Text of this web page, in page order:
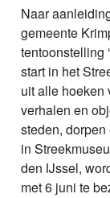
Naar
gemeente
tentoonstelling
start in het
uit alle hoeken
verhalen en
steden,
in
den IJssel,
met 6 juni te